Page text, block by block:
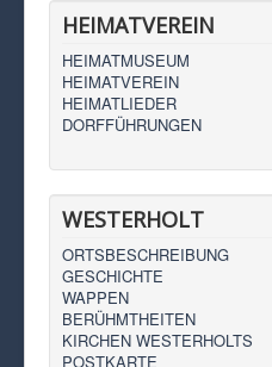
HEIMATVEREIN
HEIMATMUSEUM
HEIMATVEREIN
HEIMATLIEDER
DORFFÜHRUNGEN
WESTERHOLT
ORTSBESCHREIBUNG
GESCHICHTE
WAPPEN
BERÜHMTHEITEN
KIRCHEN WESTERHOLTS
POSTKARTE